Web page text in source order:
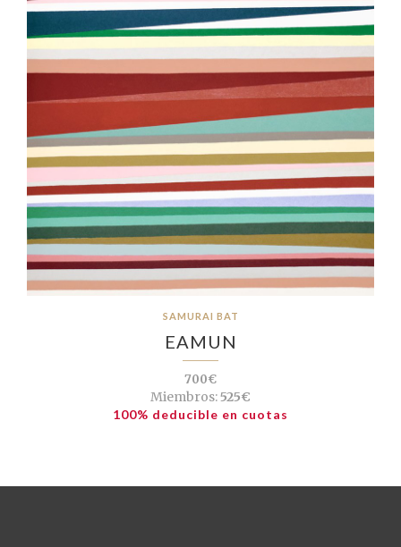
SAMURAI BAT
EAMUN
700€
Miembros:525€
100% deducible en cuotas